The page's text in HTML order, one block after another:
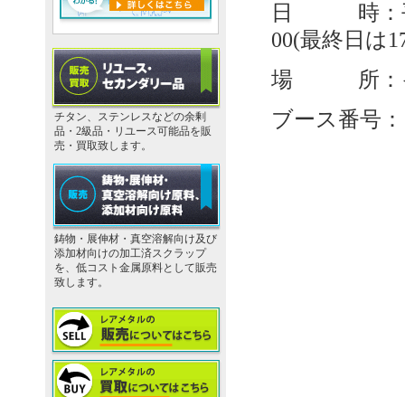
チタン、ステンレスなどの余剰
品・2級品・リユース可能品を販
売・買取致します。
鋳物・展伸材・真空溶解向け及び
添加材向けの加工済スクラップ
を、低コスト金属原料として販売
致します。
日 時：平成
00(最終日は
場 所：イ
ブース番号